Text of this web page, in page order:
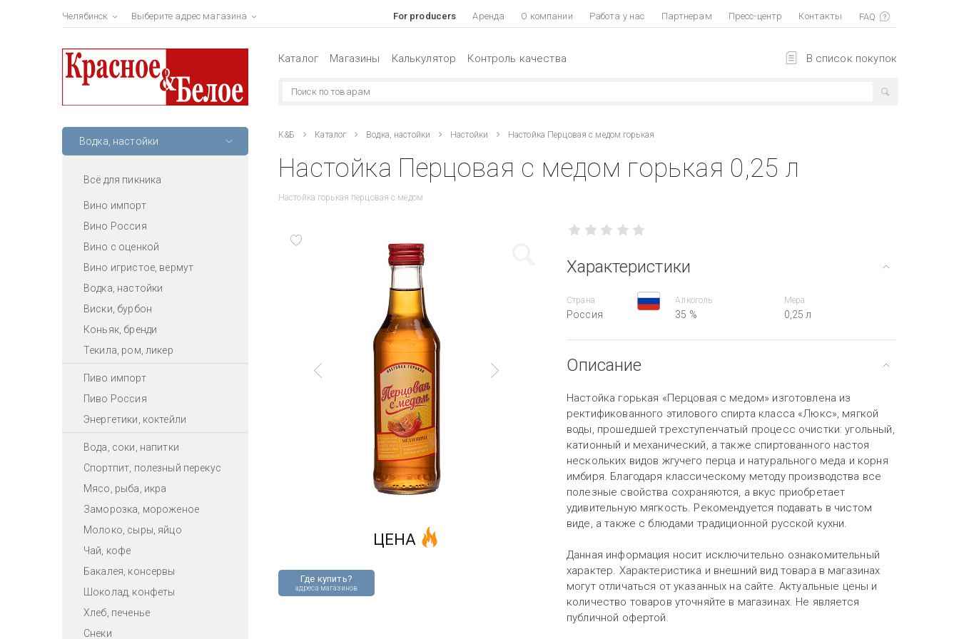
Челябинск Выберите адрес магазина For producers Аренда О компании Работа у нас Партнерам Пресс-центр Контакты
В список покупок
Каталог Магазины Калькулятор Контроль качества
Водка, настойки
Всё для пикника
Вино импорт
Вино Россия
Вино с оценкой
Вино игристое, вермут
Водка, настойки
Виски, бурбон
Коньяк, бренди
Текила, ром, ликер
Пиво импорт
Пиво Россия
Энергетики, коктейли
Вода, соки, напитки
Спортпит, полезный перекус
Мясо, рыба, икра
Заморозка, мороженое
Молоко, сыры, яйцо
Чай, кофе
Бакалея, консервы
Шоколад, конфеты
Хлеб, печенье
Снеки
К&Б Каталог Водка, настойки Настойки Настойка Перцовая с медом горькая
Настойка Перцовая с медом горькая 0,25 л
Настойка горькая перцовая с мёдом
Где купить?
адреса магазинов
ЦЕНА
Характеристики
Страна
Россия
Алкоголь
35 %
Мера
0,25 л
Описание
Настойка горькая «Перцовая с медом» изготовлена из
ректификованного этилового спирта класса «Люкс», мягкой
воды, прошедшей трехступенчатый процесс очистки: угольный,
катионный и механический, а также спиртованного настоя
нескольких видов жгучего перца и натурального меда и корня
имбиря. Благодаря классическому методу производства все
полезные свойства сохраняются, а вкус приобретает
удивительную мягкость. Рекомендуется подавать в чистом
виде, а также с блюдами традиционной русской кухни.
Данная информация носит исключительно ознакомительный
характер. Характеристика и внешний вид товара в магазинах
могут отличаться от указанных на сайте. Актуальные цены и
количество товаров уточняйте в магазинах. Не является
публичной офертой.